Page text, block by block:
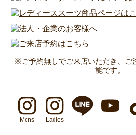
※ご予約無しでご来店いただき、ご
能です。
Mens Ladies